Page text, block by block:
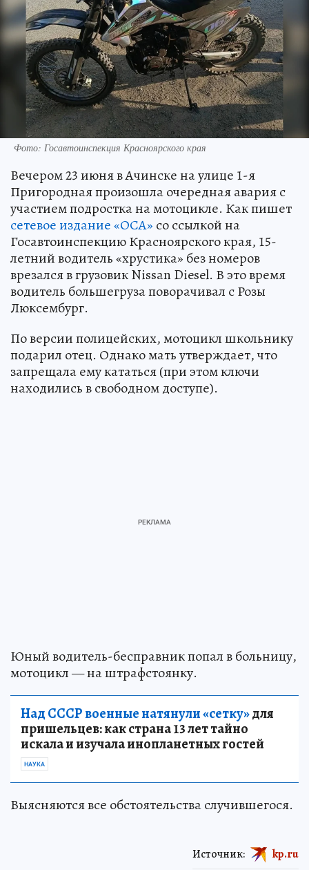
Фото: Госавтоинспекция Красноярского края
Вечером 23 июня в Ачинске на улице 1-я
Пригородная произошла очередная авария с
участием подростка на мотоцикле. Как пишет
сетевое издание «ОСА» со ссылкой на
Госавтоинспекцию Красноярского края, 15-
летний водитель «хрустика» без номеров
врезался в грузовик Nissan Diesel. В это время
водитель большегруза поворачивал с Розы
Люксембург.
По версии полицейских, мотоцикл школьнику
подарил отец. Однако мать утверждает, что
запрещала ему кататься (при этом ключи
находились в свободном доступе).
Юный водитель-бесправник попал в больницу,
мотоцикл — на штрафстоянку.
Над СССР военные натянули «сетку»для
пришельцев: как страна 13 лет тайно
искала и изучала инопланетных гостей
НАУКА
Выясняются все обстоятельства случившегося.
Источник: kp.ru